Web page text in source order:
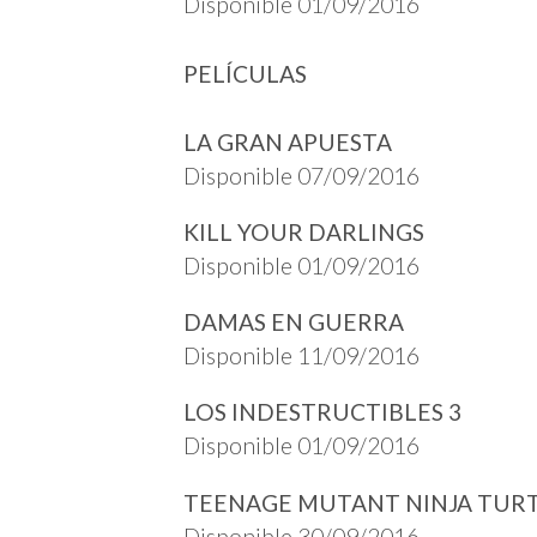
PELÍCULAS
LA GRAN APUESTA
Disponible 07/09/2016
KILL YOUR DARLINGS
Disponible 01/09/2016
DAMAS EN GUERRA
Disponible 11/09/2016
LOS INDESTRUCTIBLES 3
Disponible 01/09/2016
TEENAGE MUTANT NINJA